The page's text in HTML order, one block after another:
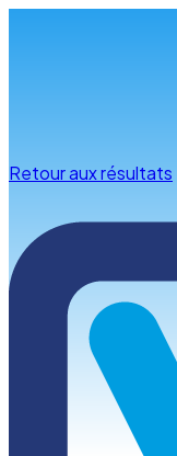
Retour aux résultats